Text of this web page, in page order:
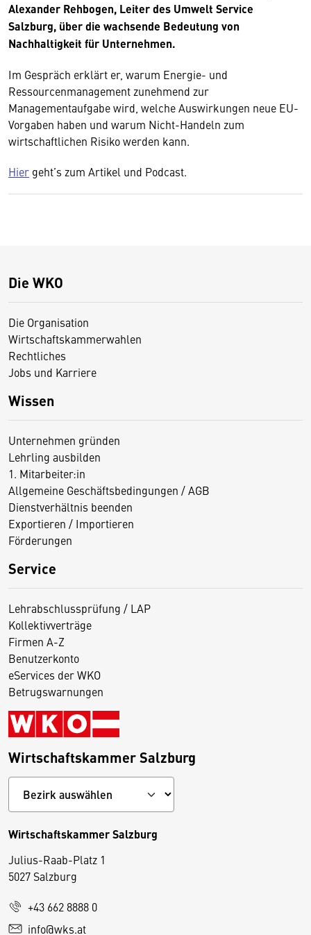
Alexander Rehbogen, Leiter des Umwelt Service
Salzburg, über die wachsende Bedeutung von
Nachhaltigkeit für Unternehmen.
Im Gespräch erklärt er, warum Energie- und
Ressourcenmanagement zunehmend zur
Managementaufgabe wird, welche Auswirkungen neue EU-
Vorgaben haben und warum Nicht-Handeln zum
wirtschaftlichen Risiko werden kann.
Hier geht’s zum Artikel und Podcast.
Die WKO
Die Organisation
Wirtschaftskammerwahlen
Rechtliches
Jobs und Karriere
Wissen
Unternehmen gründen
Lehrling ausbilden
1. Mitarbeiter:in
Allgemeine Geschäftsbedingungen / AGB
Dienstverhältnis beenden
Exportieren / Importieren
Förderungen
Service
Lehrabschlussprüfung / LAP
Kollektivverträge
Firmen A-Z
Benutzerkonto
eServices der WKO
Betrugswarnungen
Wirtschaftskammer Salzburg
Wirtschaftskammer Salzburg
Julius-Raab-Platz 1
5027 Salzburg
+43 662 8888 0
info@wks.at
D